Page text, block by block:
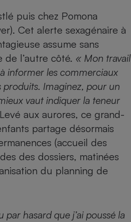
puis chez Pomona
Cet alerte sexagénaire à
assume sans
de l’autre côté. « Mon travail
informer les commerciaux
Imaginez, pour un
vaut indiquer la teneur
Levé aux aurores, ce grand-
partage désormais
(accueil des
des dossiers, matinées
du planning de
par hasard que j’ai poussé la
Complément
alimentaire
bouteille
Assurance emprunteur
Banque
Gros électroménager
Petit électroménager -
Lave-linge
Téléphonie
Téléviseur
Radiateur électrique
Mutuelle
Antimoustique